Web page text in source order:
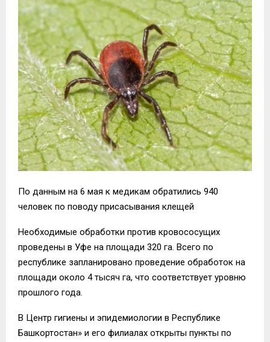
По данным на 6 мая к медикам обратились 940
человек по поводу присасывания клещей
Необходимые обработки против кровососущих
проведены в Уфе на площади 320 га. Всего по
республике запланировано проведение обработок на
площади около 4 тысяч га, что соответствует уровню
прошлого года.
В Центр гигиены и эпидемиологии в Республике
Башкортостан» и его филиалах открыты пункты по